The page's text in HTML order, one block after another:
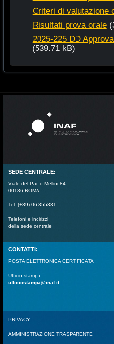
Criteri di valutazione
Risultati prova orale
2025-225 DD
(539.71 kB)
SEDE CENTRALE:
Viale del Parco Mellini 84
00136 ROMA
Tel. (+39) 06 355331
Telefoni e indirizzi
della sede centrale
CONTATTI:
POSTA ELETTRONICA CERTIFICATA
Ufficio stampa:
ufficiostampa@inaf.it
PRIVACY
AMMINISTRAZIONE TRASPARENTE